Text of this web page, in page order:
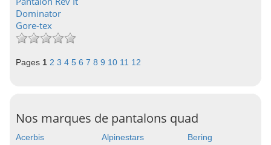
Dominator
Gore-tex
Pages 1 2 3 4 5 6 7 8 9 10 11 12
Nos marques de pantalons quad
Acerbis Alpinestars
Bering